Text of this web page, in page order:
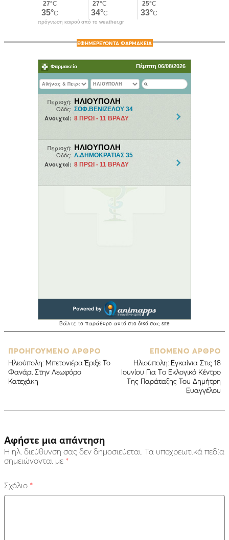
πρόγνωση καιρού από το weather.gr
ΕΦΗΜΕΡΕΥΟΝΤΑ ΦΑΡΜΑΚΕΙΑ
ΠΡΟΗΓΟΥΜΕΝΟ ΑΡΘΡΟ
Ηλιούπολη: Μπετονιέρα Έριξε Το
Φανάρι Στην Λεωφόρο
Κατεχάκη
ΕΠΟΜΕΝΟ ΑΡΘΡΟ
Ηλιούπολη: Εγκαίνια Στις 18
Ιουνίου Για Τo Εκλογικό Κέντρο
Της Παράταξης Του Δημήτρη
Ευαγγέλου
Αφήστε μια απάντηση
Η ηλ. διεύθυνση σας δεν δημοσιεύεται. Τα υποχρεωτικά πεδία
σημειώνονται με *
Σχόλιο *